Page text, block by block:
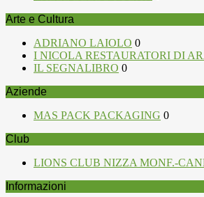
Arte e Cultura
ADRIANO LAIOLO 0
I NICOLA RESTAURATORI DI
IL SEGNALIBRO 0
Aziende
MAS PACK PACKAGING 0
Club
LIONS CLUB NIZZA MONF.-
Informazioni